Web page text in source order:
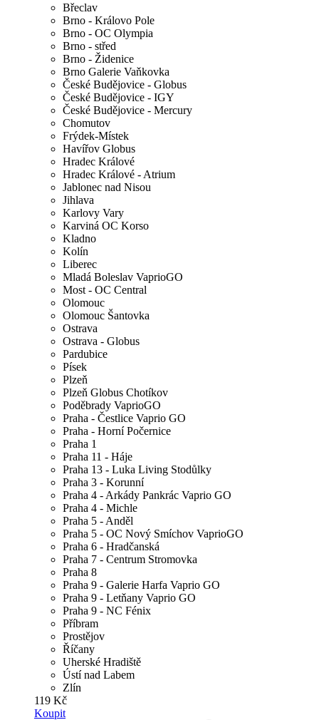
Břeclav
Brno - Královo Pole
Brno - OC Olympia
Brno - střed
Brno - Židenice
Brno Galerie Vaňkovka
České Budějovice - Globus
České Budějovice - IGY
České Budějovice - Mercury
Chomutov
Frýdek-Místek
Havířov Globus
Hradec Králové
Hradec Králové - Atrium
Jablonec nad Nisou
Jihlava
Karlovy Vary
Karviná OC Korso
Kladno
Kolín
Liberec
Mladá Boleslav VaprioGO
Most - OC Central
Olomouc
Olomouc Šantovka
Ostrava
Ostrava - Globus
Pardubice
Písek
Plzeň
Plzeň Globus Chotíkov
Poděbrady VaprioGO
Praha - Čestlice Vaprio GO
Praha - Horní Počernice
Praha 1
Praha 11 - Háje
Praha 13 - Luka Living Stodůlky
Praha 3 - Korunní
Praha 4 - Arkády Pankrác Vaprio GO
Praha 4 - Michle
Praha 5 - Anděl
Praha 5 - OC Nový Smíchov VaprioGO
Praha 6 - Hradčanská
Praha 7 - Centrum Stromovka
Praha 8
Praha 9 - Galerie Harfa Vaprio GO
Praha 9 - Letňany Vaprio GO
Praha 9 - NC Fénix
Příbram
Prostějov
Říčany
Uherské Hradiště
Ústí nad Labem
Zlín
119 Kč
Koupit